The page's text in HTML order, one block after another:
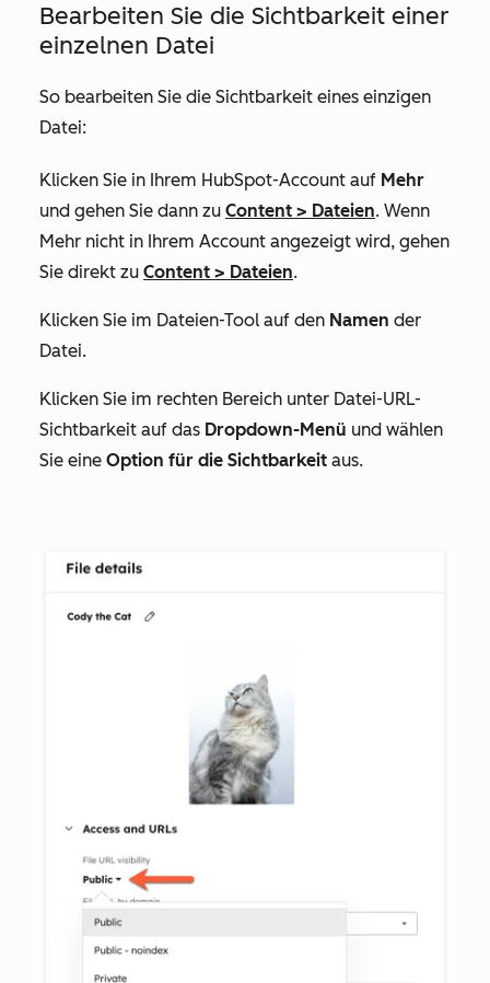
Bearbeiten Sie die Sichtbarkeit einer
einzelnen Datei
So bearbeiten Sie die Sichtbarkeit eines einzigen
Datei:
Klicken Sie in Ihrem HubSpot-Account auf Mehr
und gehen Sie dann zu Content > Dateien. Wenn
Mehr nicht in Ihrem Account angezeigt wird, gehen
Sie direkt zu Content > Dateien.
Klicken Sie im Dateien-Tool auf den Namen der
Datei.
Klicken Sie im rechten Bereich unter Datei-URL-
Sichtbarkeit auf das Dropdown-Menü und wählen
Sie eine Option für die Sichtbarkeit aus.